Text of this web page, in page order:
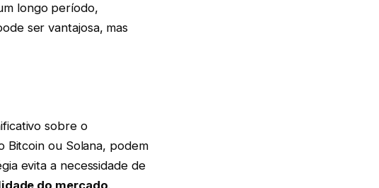
longo período,
ser vantajosa, mas
sobre o
Bitcoin ou Solana, podem
evita a necessidade de
do mercado.